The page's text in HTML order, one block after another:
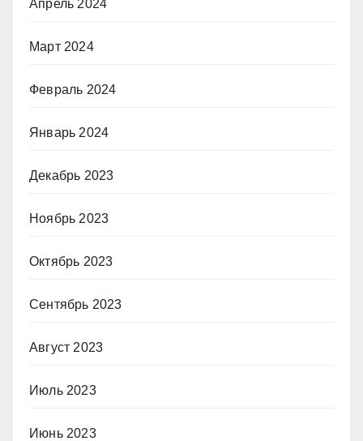
Апрель 2024
Март 2024
Февраль 2024
Январь 2024
Декабрь 2023
Ноябрь 2023
Октябрь 2023
Сентябрь 2023
Август 2023
Июль 2023
Июнь 2023